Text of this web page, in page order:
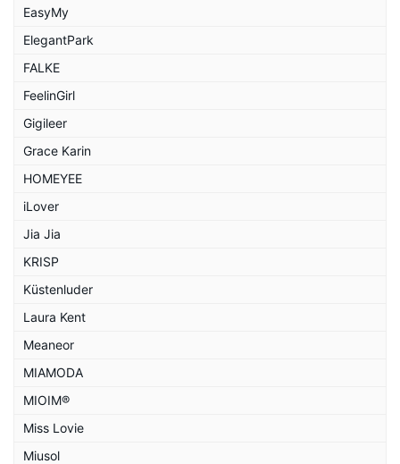
EasyMy
ElegantPark
FALKE
FeelinGirl
Gigileer
Grace Karin
HOMEYEE
iLover
Jia Jia
KRISP
Küstenluder
Laura Kent
Meaneor
MIAMODA
MIOIM®
Miss Lovie
Miusol